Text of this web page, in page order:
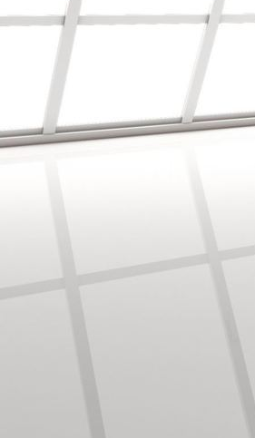
Bodenbearbeitung